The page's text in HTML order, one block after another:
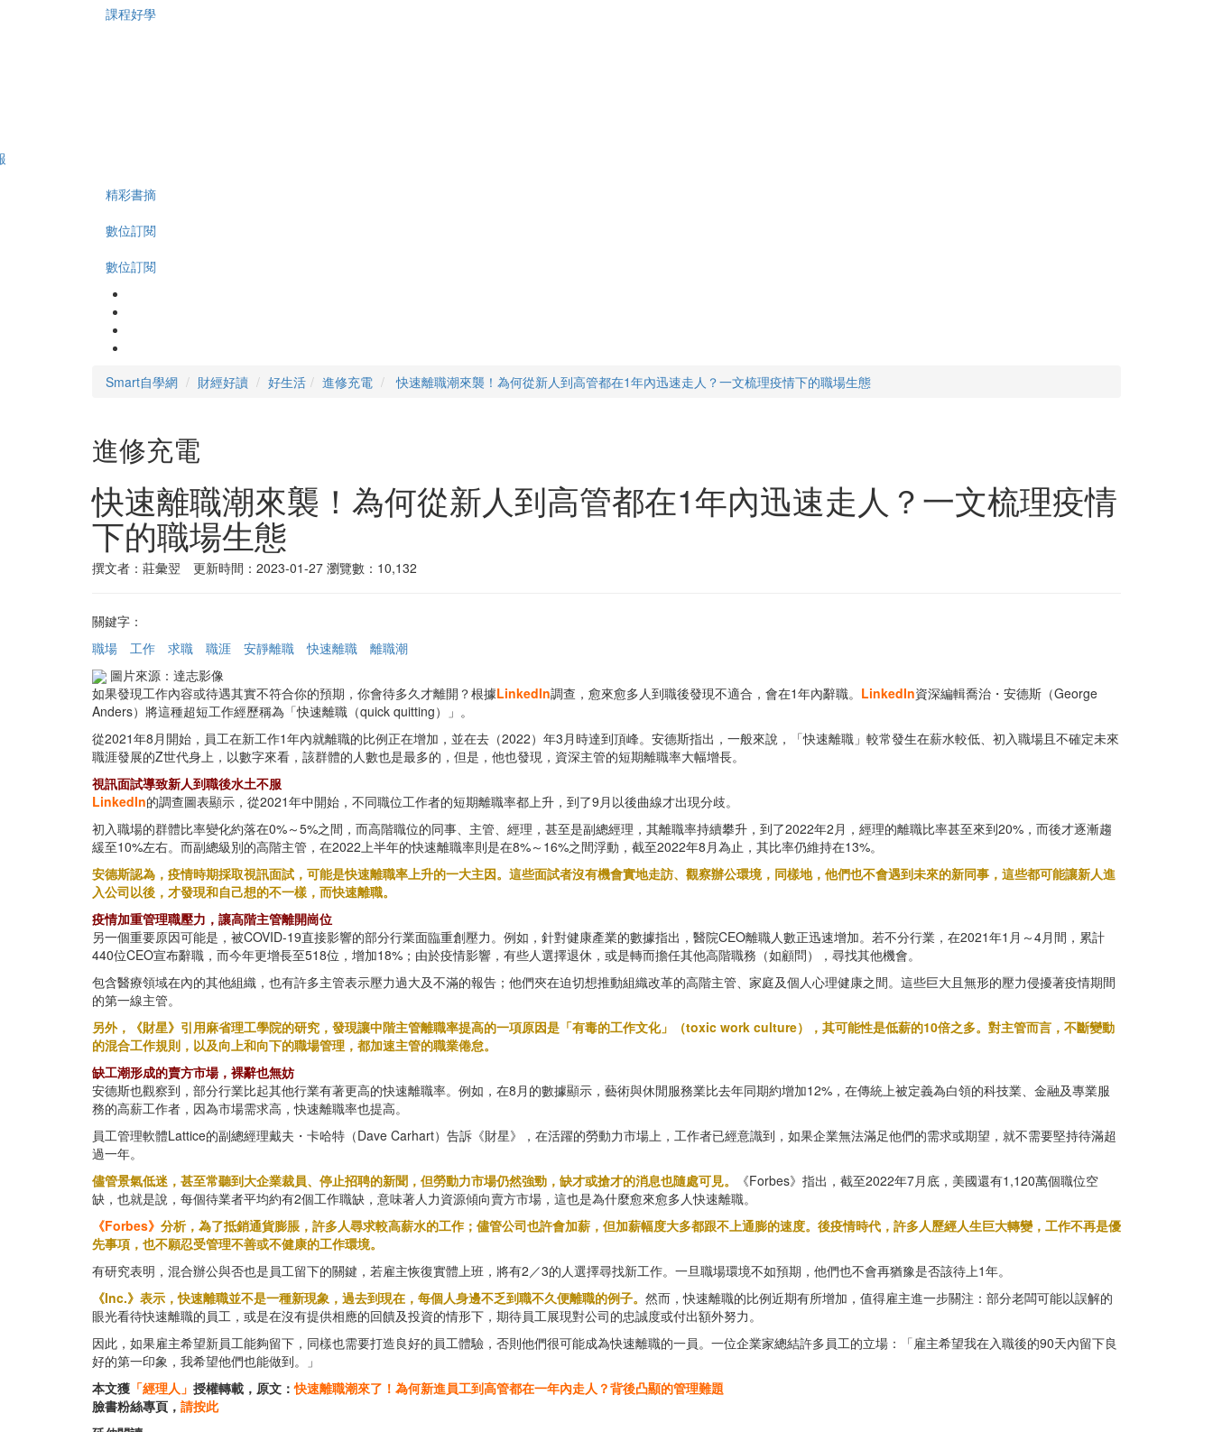
課程好學
精彩書摘
數位訂閱
數位訂閱
Smart自學網 財經好讀 好生活 進修充電 快速離職潮來襲！為何從新人到高管都在1年內迅速走人？一文梳理疫情下的職場生態
進修充電
快速離職潮來襲！為何從新人到高管都在1年內迅速走人？一文梳理疫情
下的職場生態
撰文者：莊彙翌 更新時間：2023-01-27 瀏覽數：10,132
關鍵字：
職場
工作 求職 職涯 安靜離職 快速離職
離職潮
圖片來源：達志影像
如果發現工作內容或待遇其實不符合你的預期，你會待多久才離開？根據LinkedIn調查，愈來愈多人到職後發現不適合，會在1年內辭職。 LinkedIn資深編輯喬治・安德斯（George
Anders）將這種超短工作經歷稱為「快速離職（quick quitting）」。
從2021年8月開始，員工在新工作1年內就離職的比例正在增加，並在去（2022）年3月時達到頂峰。安德斯指出，一般來說，「快速離職」較常發生在薪水較低、初入職場且不確定未來
職涯發展的Z世代身上，以數字來看，該群體的人數也是最多的，但是，他也發現，資深主管的短期離職率大幅增長。
視訊面試導致新人到職後水土不服
LinkedIn的調查圖表顯示，從2021年中開始，不同職位工作者的短期離職率都上升，到了9月以後曲線才出現分歧。
初入職場的群體比率變化約落在0%～5%之間，而高階職位的同事、主管、經理，甚至是副總經理，其離職率持續攀升，到了2022年2月，經理的離職比率甚至來到20%，而後才逐漸趨
緩至10%左右。而副總級別的高階主管，在2022上半年的快速離職率則是在8%～16%之間浮動，截至2022年8月為止，其比率仍維持在13%。
安德斯認為，疫情時期採取視訊面試，可能是快速離職率上升的一大主因。這些面試者沒有機會實地走訪、觀察辦公環境，同樣地，他們也不會遇到未來的新同事，這些都可能讓新人進
入公司以後，才發現和自己想的不一樣，而快速離職。
疫情加重管理職壓力，讓高階主管離開崗位
另一個重要原因可能是，被COVID-19直接影響的部分行業面臨重創壓力。例如，針對健康產業的數據指出，醫院CEO離職人數正迅速增加。若不分行業，在2021年1月～4月間，累計
440位CEO宣布辭職，而今年更增長至518位，增加18%；由於疫情影響，有些人選擇退休，或是轉而擔任其他高階職務（如顧問），尋找其他機會。
包含醫療領域在內的其他組織，也有許多主管表示壓力過大及不滿的報告；他們夾在迫切想推動組織改革的高階主管、家庭及個人心理健康之間。這些巨大且無形的壓力侵擾著疫情期間
的第一線主管。
另外，《財星》引用麻省理工學院的研究，發現讓中階主管離職率提高的一項原因是「有毒的工作文化」（toxic work culture），其可能性是低薪的10倍之多。對主管而言，不斷變動
的混合工作規則，以及向上和向下的職場管理，都加速主管的職業倦怠。
缺工潮形成的賣方市場，裸辭也無妨
安德斯也觀察到，部分行業比起其他行業有著更高的快速離職率。例如，在8月的數據顯示，藝術與休閒服務業比去年同期約增加12%，在傳統上被定義為白領的科技業、金融及專業服
務的高薪工作者，因為市場需求高，快速離職率也提高。
員工管理軟體Lattice的副總經理戴夫・卡哈特（Dave Carhart）告訴《財星》，在活躍的勞動力市場上，工作者已經意識到，如果企業無法滿足他們的需求或期望，就不需要堅持待滿超
過一年。
儘管景氣低迷，甚至常聽到大企業裁員、停止招聘的新聞，但勞動力市場仍然強勁，缺才或搶才的消息也隨處可見。
《Forbes》指出，截至2022年7月底，美國還有1,120萬個職位空
缺，也就是說，每個待業者平均約有2個工作職缺，意味著人力資源傾向賣方市場，這也是為什麼愈來愈多人快速離職。
《Forbes》 分析，為了抵銷通貨膨脹，許多人尋求較高薪水的工作；儘管公司也許會加薪，但加薪幅度大多都跟不上通膨的速度。後疫情時代，許多人歷經人生巨大轉變，工作不再是優
先事項，也不願忍受管理不善或不健康的工作環境。
有研究表明，混合辦公與否也是員工留下的關鍵，若雇主恢復實體上班，將有2／3的人選擇尋找新工作。一旦職場環境不如預期，他們也不會再猶豫是否該待上1年。
《Inc.》表示，快速離職並不是一種新現象，過去到現在，每個人身邊不乏到職不久便離職的例子。 然而，快速離職的比例近期有所增加，值得雇主進一步關注：部分老闆可能以誤解的
眼光看待快速離職的員工，或是在沒有提供相應的回饋及投資的情形下，期待員工展現對公司的忠誠度或付出額外努力。
因此，如果雇主希望新員工能夠留下，同樣也需要打造良好的員工體驗，否則他們很可能成為快速離職的一員。一位企業家總結許多員工的立場：「雇主希望我在入職後的90天內留下良
好的第一印象，我希望他們也能做到。」
本文獲 「經理人」 授權轉載，原文：快速離職潮來了！為何新進員工到高管都在一年內走人？背後凸顯的管理難題
臉書粉絲專頁， 請按此